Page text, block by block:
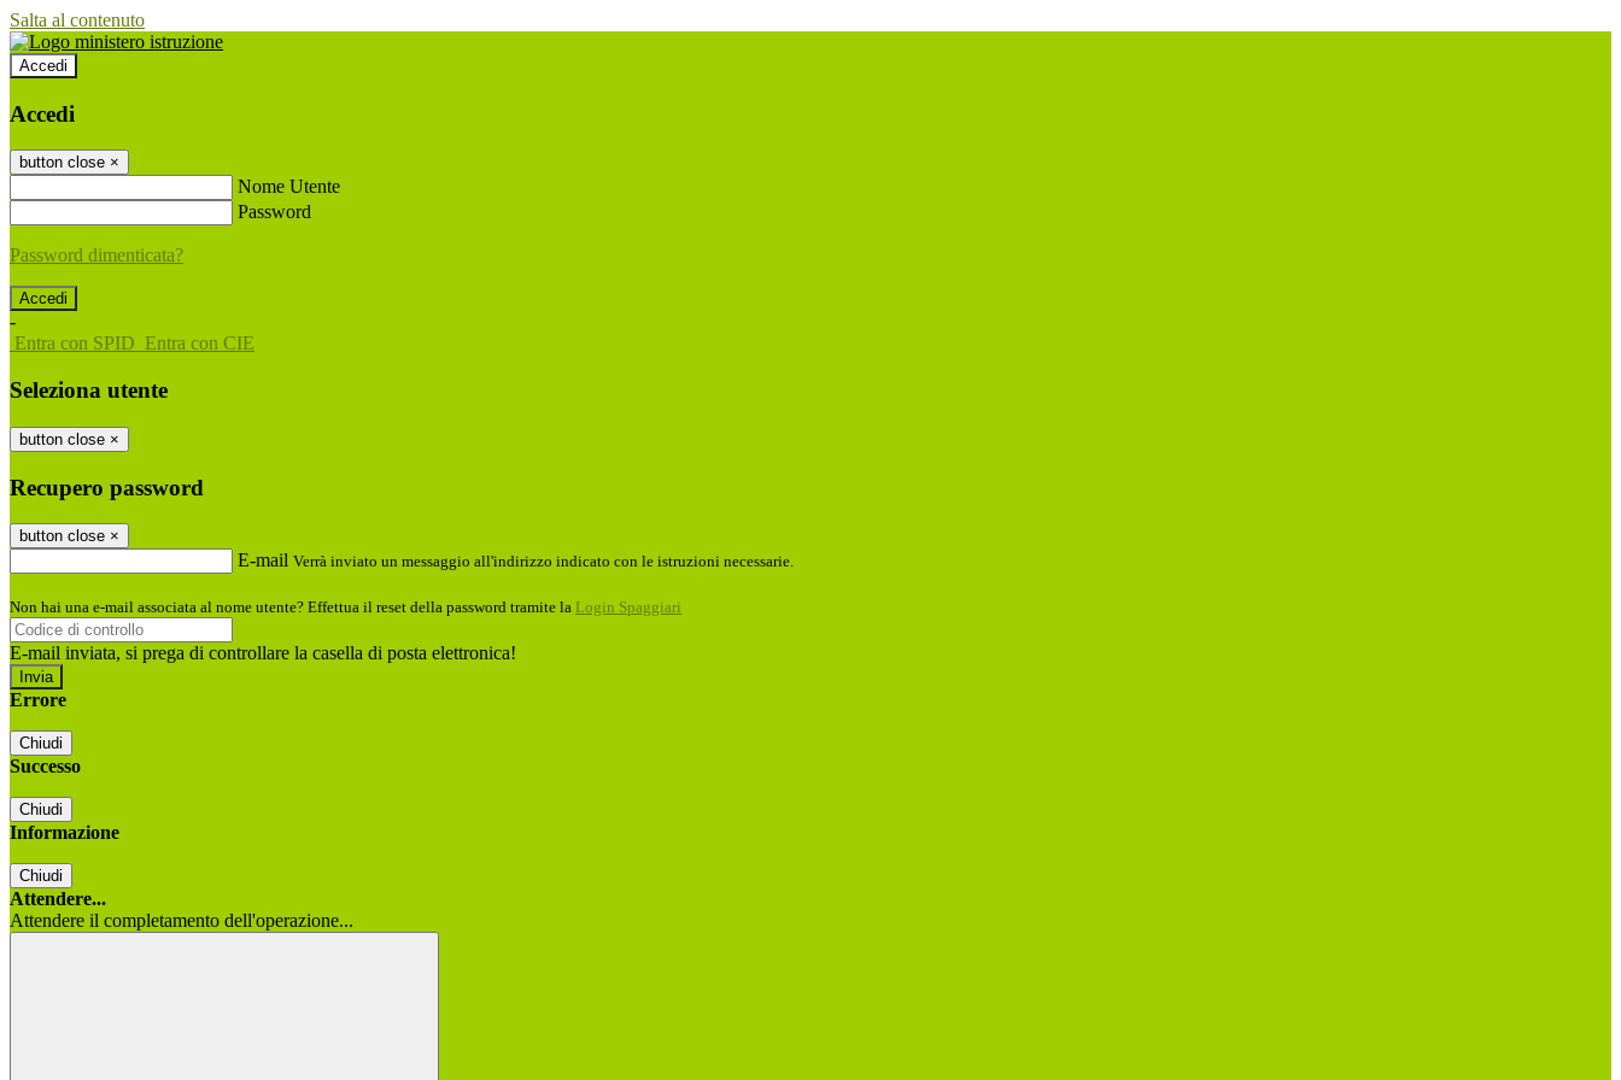
Salta al contenuto
Accedi
Accedi
button close ×
Nome Utente
Password
Password dimenticata?
-
Entra con SPID Entra con CIE
Seleziona utente
button close ×
Recupero password
button close ×
E-mail Verrà inviato un messaggio all'indirizzo indicato con le istruzioni necessarie.
Non hai una e-mail associata al nome utente? Effettua il reset della password tramite la Login Spaggiari
E-mail inviata, si prega di controllare la casella di posta elettronica!
Errore
Chiudi
Successo
Chiudi
Informazione
Chiudi
Attendere...
Attendere il completamento dell'operazione...